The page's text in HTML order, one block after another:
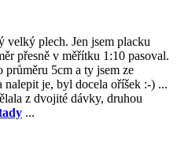
velký plech. Jen jsem placku
přesně v měřítku 1:10 pasoval.
5cm a ty jsem ze
nalepit je, byl docela oříšek :-) ...
z dvojité dávky, druhou
...